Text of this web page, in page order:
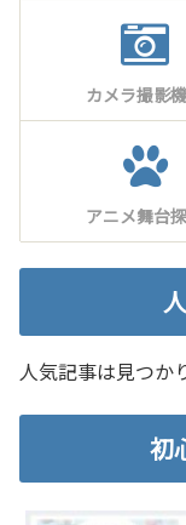
カメラ撮影
アニメ舞台
人気記事は見つか
初